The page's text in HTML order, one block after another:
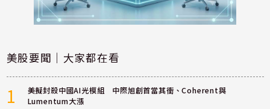
美股要聞｜大家都在看
1
美擬封殺中國AI光模組 中際旭創首當其衝、Coherent與
Lumentum大漲